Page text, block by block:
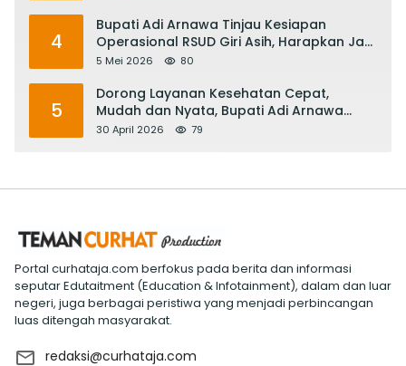
4
Bupati Adi Arnawa Tinjau Kesiapan
Operasional RSUD Giri Asih, Harapkan Jadi
RS Rujukan Terbaik
5 Mei 2026 80
5
Dorong Layanan Kesehatan Cepat,
Mudah dan Nyata, Bupati Adi Arnawa
Evaluasi ‘Mantap Nak Badung’
30 April 2026 79
Portal curhataja.com berfokus pada berita dan informasi
seputar Edutaitment (Education & Infotainment), dalam dan luar
negeri, juga berbagai peristiwa yang menjadi perbincangan
luas ditengah masyarakat.
redaksi@curhataja.com